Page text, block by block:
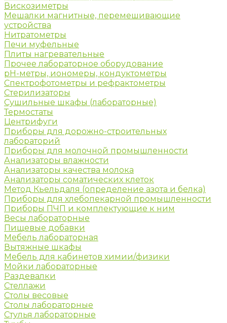
Вискозиметры
Мешалки магнитные, перемешивающие
устройства
Нитратометры
Печи муфельные
Плиты нагревательные
Прочее лабораторное оборудование
рН-метры, иономеры, кондуктометры
Спектрофотометры и рефрактометры
Стерилизаторы
Сушильные шкафы (лабораторные)
Термостаты
Центрифуги
Приборы для дорожно-строительных
лабораторий
Приборы для молочной промышленности
Анализаторы влажности
Анализаторы качества молока
Анализаторы соматических клеток
Метод Кьельдаля (определение азота и белка)
Приборы для хлебопекарной промышленности
Приборы ПЧП и комплектующие к ним
Весы лабораторные
Пищевые добавки
Мебель лабораторная
Вытяжные шкафы
Мебель для кабинетов химии/физики
Мойки лабораторные
Раздевалки
Стеллажи
Столы весовые
Столы лабораторные
Стулья лабораторные